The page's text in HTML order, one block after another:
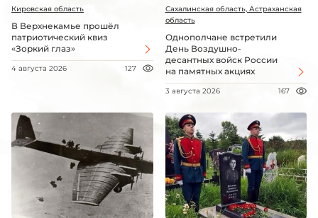
Кировская область
В Верхнекамье прошёл
патриотический квиз
«Зоркий глаз»
4 августа 2026 127
Сахалинская область, Астраханская
область
Однополчане встретили
День Воздушно-
десантных войск России
на памятных акциях
3 августа 2026 167